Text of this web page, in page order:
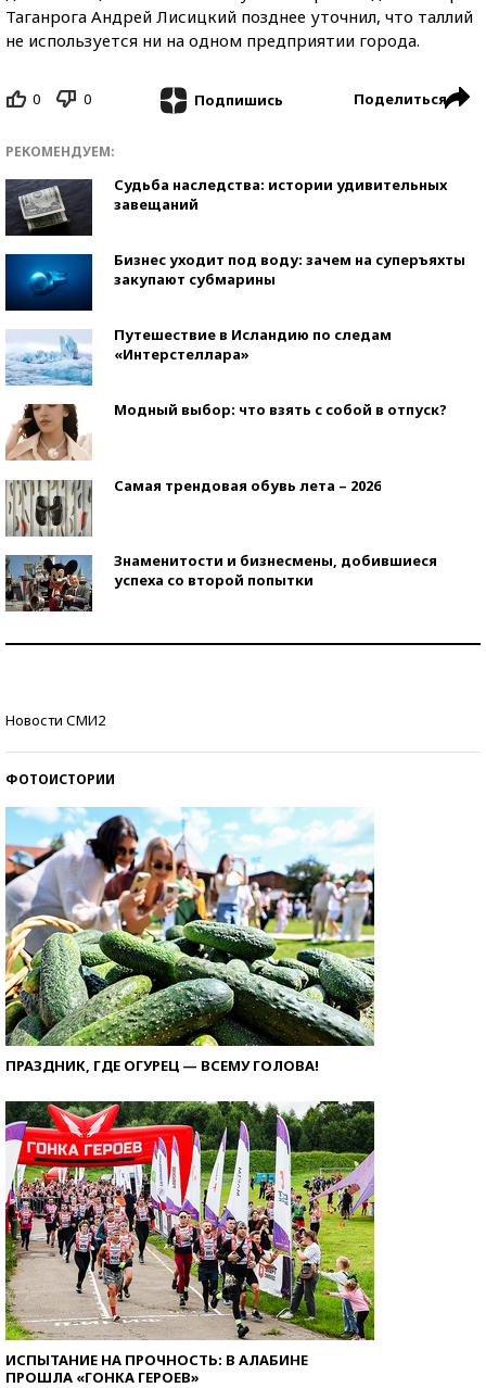
Таганрога Андрей Лисицкий позднее уточнил, что таллий
не используется ни на одном предприятии города.
0 0 Подпишись Поделиться
РЕКОМЕНДУЕМ:
Судьба наследства: истории удивительных
завещаний
Бизнес уходит под воду: зачем на суперъяхты
закупают субмарины
Путешествие в Исландию по следам
«Интерстеллара»
Модный выбор: что взять с собой в отпуск?
Самая трендовая обувь лета – 2026
Знаменитости и бизнесмены, добившиеся
успеха со второй попытки
Новости СМИ2
ФОТОИСТОРИИ
ПРАЗДНИК, ГДЕ ОГУРЕЦ — ВСЕМУ ГОЛОВА!
ИСПЫТАНИЕ НА ПРОЧНОСТЬ: В АЛАБИНЕ
ПРОШЛА «ГОНКА ГЕРОЕВ»